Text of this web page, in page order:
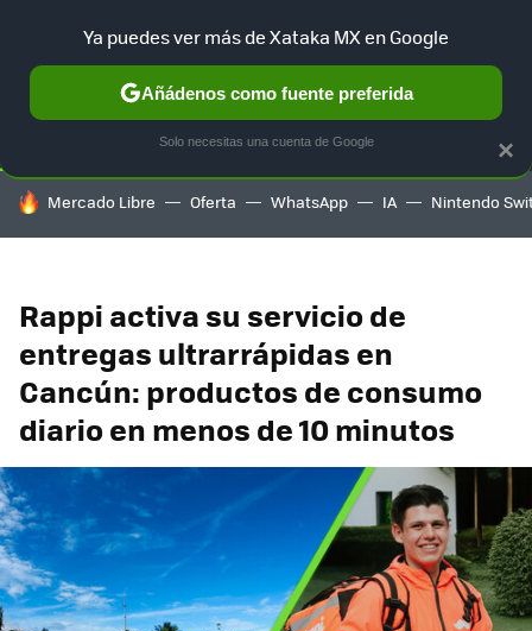
SELECCIÓN GAMING HOME AUTO TERRITORIO
HOY SE HABLA DE
Mercado Libre Oferta WhatsApp IA Nintendo
Rappi activa su servicio de
entregas ultrarrápidas en
Cancún: productos de consumo
diario en menos de 10 minutos
×
Ya puedes ver más de Xataka MX en Google
Añádenos como fuente preferida
Solo necesitas una cuenta de Google